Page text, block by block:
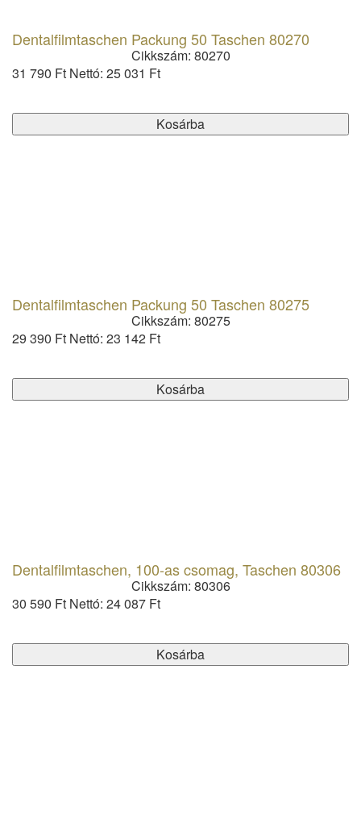
Dentalfilmtaschen Packung 50 Taschen 80270
Cikkszám: 80270
31 790 Ft Nettó: 25 031 Ft
Kosárba
Dentalfilmtaschen Packung 50 Taschen 80275
Cikkszám: 80275
29 390 Ft Nettó: 23 142 Ft
Kosárba
Dentalfilmtaschen, 100-as csomag, Taschen 80306
Cikkszám: 80306
30 590 Ft Nettó: 24 087 Ft
Kosárba